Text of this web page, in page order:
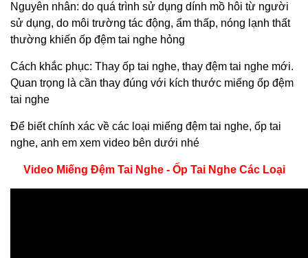
Nguyên nhân: do quá trình sử dụng dính mồ hôi từ người
sử dụng, do môi trường tác động, ẩm thấp, nóng lạnh thất
thường khiến ốp đệm tai nghe hỏng
Cách khắc phục: Thay ốp tai nghe, thay đệm tai nghe mới.
Quan trọng là cần thay đúng với kích thước miếng ốp đệm
tai nghe
Để biết chính xác về các loại miếng đệm tai nghe, ốp tai
nghe, anh em xem video bên dưới nhé
Video Miếng Đệm Tai Nghe - Ốp Tai Nghe Các Loại